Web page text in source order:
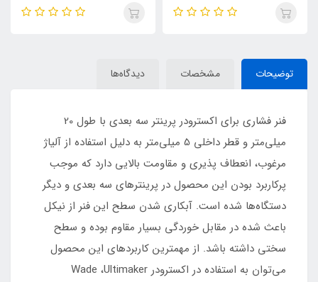
توضیحات مشخصات دیدگاه‌ها
فنر فشاری برای اکسترودر پرینتر سه بعدی با طول 20
میلی‌متر و قطر داخلی 5 میلی‌متر به دلیل استفاده از آلیاژ
مرغوب، انعطاف پذیری و مقاومت بالایی دارد که موجب
پرکاربرد بودن این محصول در پرینترهای سه بعدی و دیگر
دستگاه‌ها شده است. آبکاری شدن سطح این فنر از نیکل
باعث شده در مقابل خوردگی بسیار مقاوم بوده و سطح
سختی داشته باشد. از مهمترین کاربرد‌های این محصول
می‌توان به استفاده در اکسترودر Wade ،Ultimaker